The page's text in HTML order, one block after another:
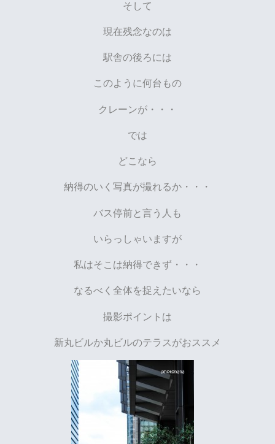
そして
現在残念なのは
駅舎の後ろには
このように何台もの
クレーンが・・・
では
どこなら
納得のいく写真が撮れるか・・・
バス停前と言う人も
いらっしゃいますが
私はそこは納得できず・・・
なるべく全体を捉えたいなら
撮影ポイントは
新丸ビルか丸ビルのテラスがおススメ